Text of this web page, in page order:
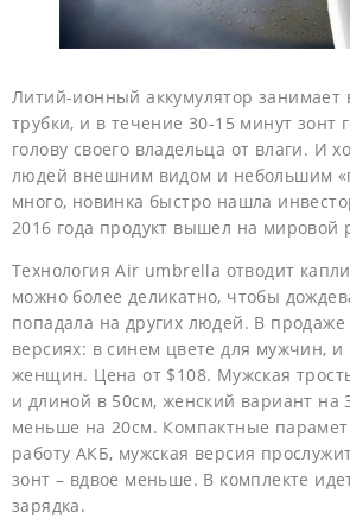
Литий-ионный аккумулятор занимает
трубки, и в течение 30-15 минут зонт
голову своего владельца от влаги. И
людей внешним видом и небольшим
много, новинка быстро нашла
2016 года продукт вышел на мировой
Технология Air umbrella отводит
можно более деликатно, чтобы
попадала на других людей. В продаже
версиях: в синем цвете для мужчин, и
женщин. Цена от $108. Мужская
и длиной в 50см, женский вариант на
меньше на 20см. Компактные
работу АКБ, мужская версия
зонт – вдвое меньше. В комплекте
зарядка.